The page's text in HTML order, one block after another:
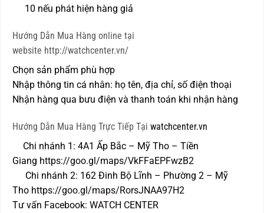
10 nếu phát hiện hàng giả
Hướng Dẫn Mua Hàng online tại
website http://watchcenter.vn/
Chọn sản phẩm phù hợp
Nhập thông tin cá nhân: họ tên, địa chỉ, số điện thoại
Nhận hàng qua bưu điện và thanh toán khi nhận hàng
Hướng Dẫn Mua Hàng Trực Tiếp Tại watchcenter.vn
Chi nhánh 1: 4A1 Ấp Bắc – Mỹ Tho – Tiền
Giang https://goo.gl/maps/VkFFaEPFwzB2
Chi nhánh 2: 162 Đinh Bộ Lĩnh – Phường 2 – Mỹ
Tho https://goo.gl/maps/RorsJNAA97H2
Tư vấn Facebook: WATCH CENTER